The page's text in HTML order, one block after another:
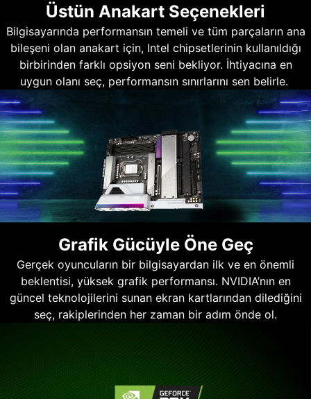
Üstün Anakart Seçenekleri
Bilgisayarında performansın temeli ve tüm parçaların ana
bileşeni olan anakart için, Intel chipsetlerinin kullanıldığı
birbirinden farklı opsiyon seni bekliyor. İhtiyacına en
uygun olanı seç, performansın sınırlarını sen belirle.
Grafik Gücüyle Öne Geç
Gerçek oyuncuların bir bilgisayardan ilk ve en önemli
beklentisi, yüksek grafik performansı. NVIDIA’nın en
güncel teknolojilerini sunan ekran kartlarından dilediğini
seç, rakiplerinden her zaman bir adım önde ol.